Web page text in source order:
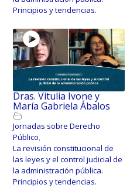
Principios y tendencias.
Dras. Vitulia Ivone y
María Gabriela Ábalos
Jornadas sobre Derecho
Público,
La revisión constitucional de
las leyes y el control judicial de
la administración pública.
Principios y tendencias.